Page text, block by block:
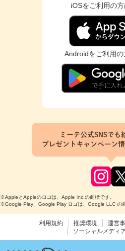
iOSをご利用の
Androidをご利用の
ミーテ公式SNSでも
プレゼントキャンペーン
※AppleとAppleのロゴは、Apple Inc.の商標です。
※Google Play、Google Play ロゴは、Google LLC の商
利用規約 推奨環境 運営
ソーシャルメディ